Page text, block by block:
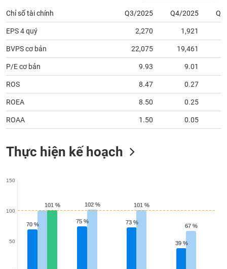
Chỉ số tài chính Q3/2025 Q4/2025
EPS 4 quý 2,270 1,921
BVPS cơ bản 22,075 19,461
P/E cơ bản 9.93 9.01
ROS 8.47 0.27
ROEA 8.50 0.25
ROAA 1.50 0.05
Thực hiện kế hoạch
70 %
70 % 75 %
75 % 73 %
73 %
39 %
39 %
102 %
102 % 101 %
101 %
67 %
67 %
101 %
101 %
50
100
150